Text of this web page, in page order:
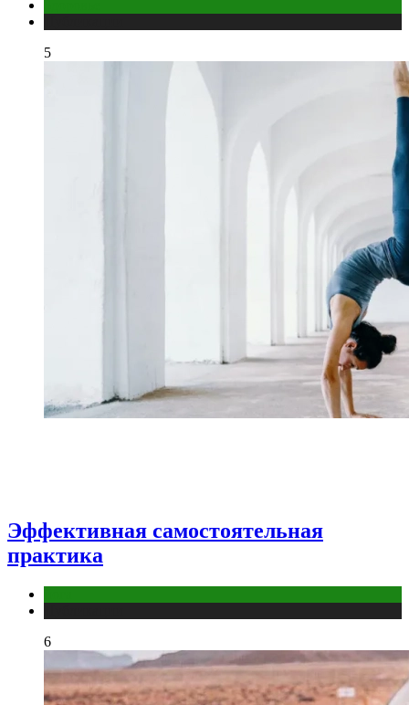
5
Эффективная самостоятельная
практика
6